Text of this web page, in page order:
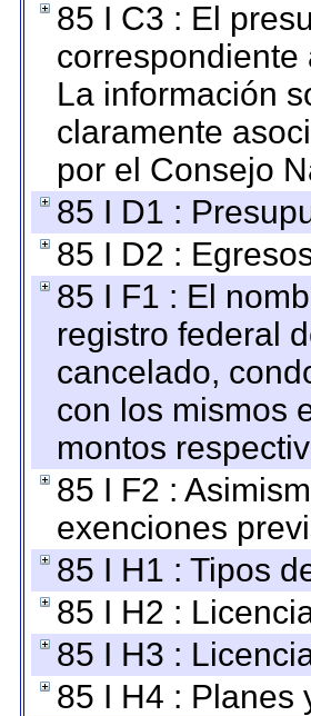
85 I C3 : El
correspondiente
La información
claramente
por el Consejo
85 I D1 :
85 I D2 :
85 I F1 : El
registro federal
cancelado,
con los mismos
montos
85 I F2 :
exenciones
85 I H1 : Tipos
85 I H2 :
85 I H3 :
85 I H4 : Planes